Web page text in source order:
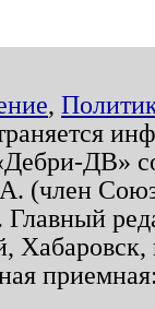
,
ДВ»
(член
Главный